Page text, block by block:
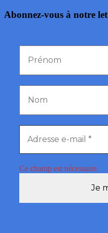
Abonnez-vous à notre
Ce champ est nécessaire.